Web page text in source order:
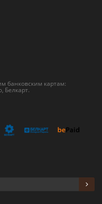
банковским картам:
Белкарт.